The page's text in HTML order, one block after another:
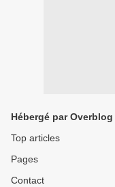
Hébergé par Overblog
Top articles
Pages
Contact